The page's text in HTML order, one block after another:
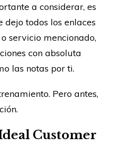
a considerar, es
dejo todos los enlaces
servicio mencionado,
con absoluta
las notas por ti.
Pero antes,
Customer